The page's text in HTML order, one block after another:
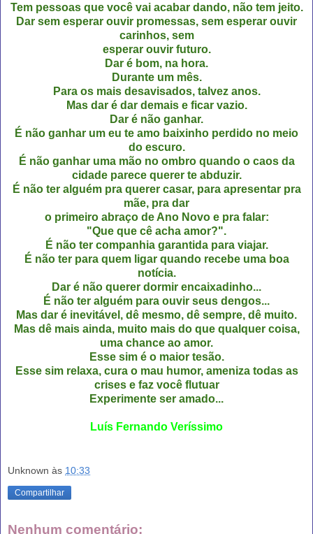
Tem pessoas que você vai acabar dando, não tem jeito.
Dar sem esperar ouvir promessas, sem esperar ouvir
carinhos, sem
esperar ouvir futuro.
Dar é bom, na hora.
Durante um mês.
Para os mais desavisados, talvez anos.
Mas dar é dar demais e ficar vazio.
Dar é não ganhar.
É não ganhar um eu te amo baixinho perdido no meio
do escuro.
É não ganhar uma mão no ombro quando o caos da
cidade parece querer te abduzir.
É não ter alguém pra querer casar, para apresentar pra
mãe, pra dar
o primeiro abraço de Ano Novo e pra falar:
"Que que cê acha amor?".
É não ter companhia garantida para viajar.
É não ter para quem ligar quando recebe uma boa
notícia.
Dar é não querer dormir encaixadinho...
É não ter alguém para ouvir seus dengos...
Mas dar é inevitável, dê mesmo, dê sempre, dê muito.
Mas dê mais ainda, muito mais do que qualquer coisa,
uma chance ao amor.
Esse sim é o maior tesão.
Esse sim relaxa, cura o mau humor, ameniza todas as
crises e faz você flutuar
Experimente ser amado...
Luís Fernando Veríssimo
Unknown às 10:33
Compartilhar
Nenhum comentário: